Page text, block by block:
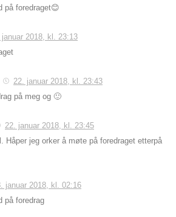
på foredraget😊
januar 2018, kl. 23:13
22. januar 2018, kl. 23:43
på meg og 🙂
22. januar 2018, kl. 23:45
Håper jeg orker å møte på foredraget etterpå
januar 2018, kl. 02:16
på foredrag